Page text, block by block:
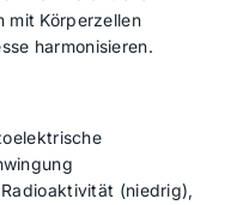
mit Körperzellen
harmonisieren.
(niedrig),